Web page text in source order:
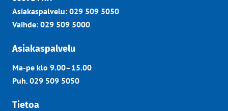
Asiakaspalvelu: 029 509 5050
Vaihde: 029 509 5000
Asiakaspalvelu
Ma-pe klo 9.00–15.00
Puh. 029 509 5050
Tietoa